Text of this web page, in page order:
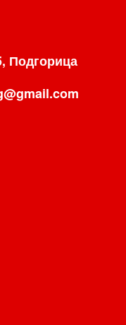
Подгорица